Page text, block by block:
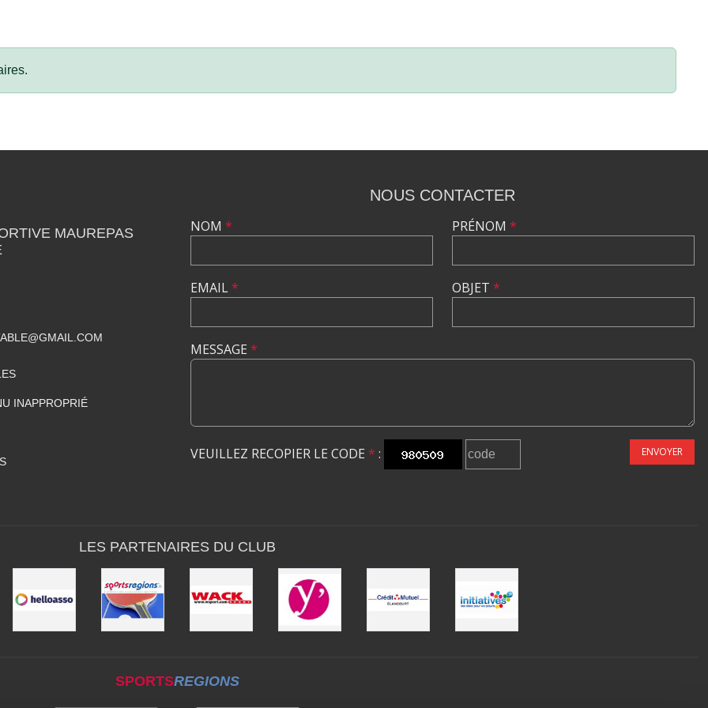
MAUREPAS
INAPPROPRIÉ
NOUS CONTACTER
NOM *
EMAIL*
PRÉNOM *
OBJET *
MESSAGE *
VEUILLEZ RECOPIER LE CODE * : ENVOYER
LES PARTENAIRES DU CLUB
SPORTSREGIONS